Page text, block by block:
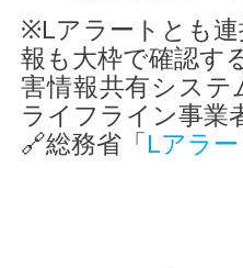
※Lアラートとも
報も大枠で確認
害情報共有システ
ライフライン事業
🔗総務省「Lアラー